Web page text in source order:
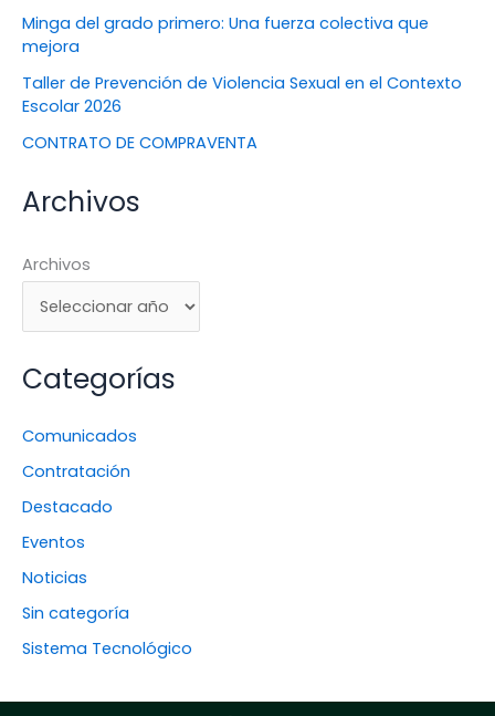
Minga del grado primero: Una fuerza colectiva que
mejora
Taller de Prevención de Violencia Sexual en el Contexto
Escolar 2026
CONTRATO DE COMPRAVENTA
Archivos
Archivos
Categorías
Comunicados
Contratación
Destacado
Eventos
Noticias
Sin categoría
Sistema Tecnológico